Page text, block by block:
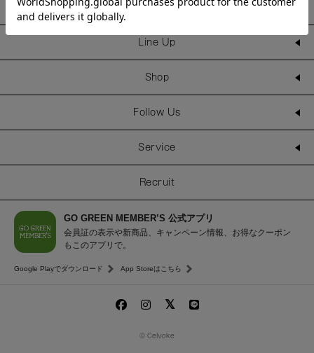
Information
Line Up
Shop
Follow Us
Service
Recruit
GO GREEN MEMBER’S 公式アプリ
会員証の表示や新商品、キャンペーン情報、お得なクーポン
もこのアプリで。
Google Playでダウンロード App Storeはこちら
© Celvoke